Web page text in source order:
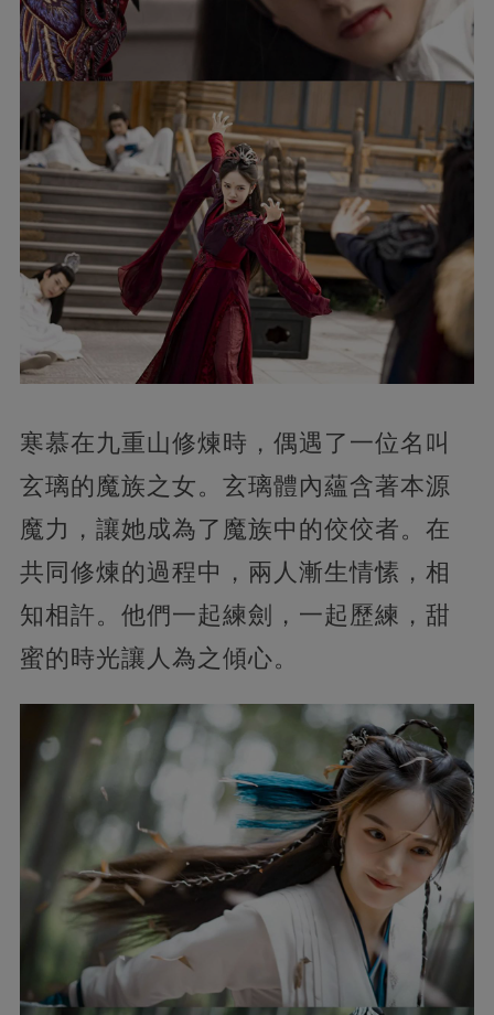
寒慕在九重山修煉時，偶遇了一位名叫
玄璃的魔族之女。玄璃體內蘊含著本源
魔力，讓她成為了魔族中的佼佼者。在
共同修煉的過程中，兩人漸生情愫，相
知相許。他們一起練劍，一起歷練，甜
蜜的時光讓人為之傾心。